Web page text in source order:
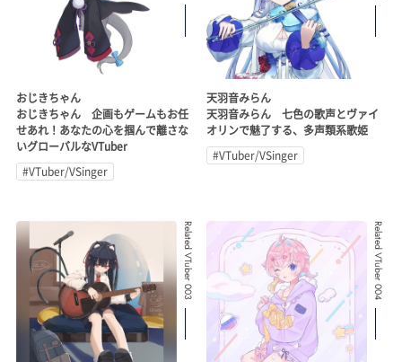
おじきちゃん
おじきちゃん 企画もゲームもお任
せあれ！あなたの心を掴んで離さな
いグローバルなVTuber
#VTuber/VSinger
天羽音みらん
天羽音みらん 七色の歌声とヴァイ
オリンで魅了する、多声類系歌姫
#VTuber/VSinger
Related VTuber 003 Related VTuber 004